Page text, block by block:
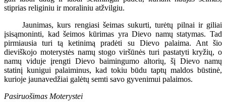
stiprias religiniu ir moraliniu atžvilgiu.
Jaunimas, kurs rengiasi šeimas sukurti, turėtų pilnai ir giliai
įsisąmoninti, kad šeimos kūrimas yra Dievo namų statymas. Tad
pirmiausia turi tą ketinimą pradėti su Dievo palaima. Ant šio
dieviškojo moterystės namų stogo viršūnės turi pastatyti kryžių, o
namų viduje įrengti Dievo baimingumo altorių, šį Dievo namų
statinį kunigui palaiminus, kad tokiu būdu taptų maldos būstinė,
kurioje jaunavedžiai galėtų semti savo gyvenimui palaimos.
Pasiruošimas Moterystei